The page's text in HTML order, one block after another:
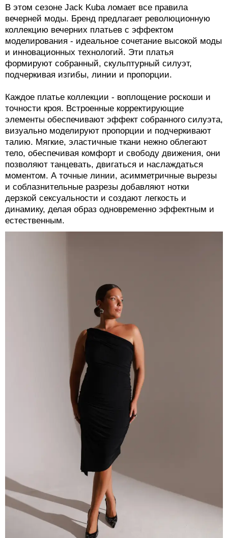
В этом сезоне Jack Kuba ломает все правила
вечерней моды. Бренд предлагает революционную
коллекцию вечерних платьев с эффектом
моделирования - идеальное сочетание высокой моды
и инновационных технологий. Эти платья
формируют собранный, скульптурный силуэт,
подчеркивая изгибы, линии и пропорции.
Каждое платье коллекции - воплощение роскоши и
точности кроя. Встроенные корректирующие
элементы обеспечивают эффект собранного силуэта,
визуально моделируют пропорции и подчеркивают
талию. Мягкие, эластичные ткани нежно облегают
тело, обеспечивая комфорт и свободу движения, они
позволяют танцевать, двигаться и наслаждаться
моментом. А точные линии, асимметричные вырезы
и соблазнительные разрезы добавляют нотки
дерзкой сексуальности и создают легкость и
динамику, делая образ одновременно эффектным и
естественным.